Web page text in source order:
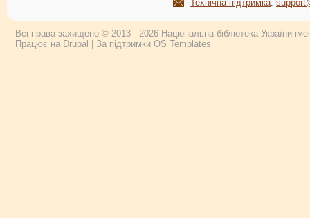
Технічна підтримка:
Всі права захищено © 2013 - 2026 Національна бібліотека України
Працює на Drupal | За підтримки OS Templates